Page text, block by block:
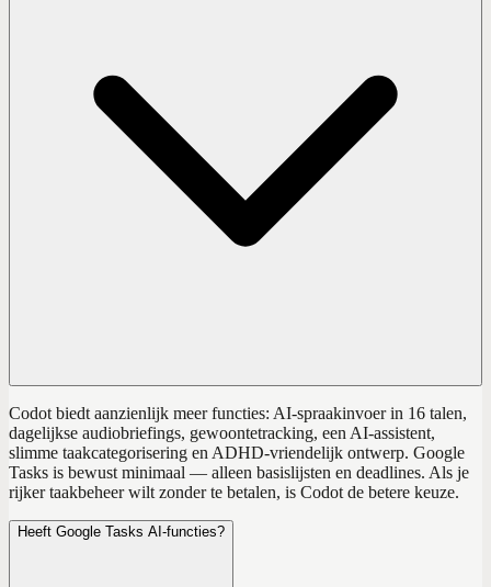
Codot biedt aanzienlijk meer functies: AI-spraakinvoer in 16 talen,
dagelijkse audiobriefings, gewoontetracking, een AI-assistent,
slimme taakcategorisering en ADHD-vriendelijk ontwerp. Google
Tasks is bewust minimaal — alleen basislijsten en deadlines. Als je
rijker taakbeheer wilt zonder te betalen, is Codot de betere keuze.
Heeft Google Tasks AI-functies?